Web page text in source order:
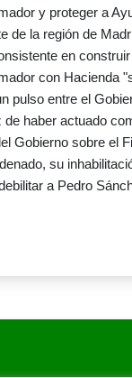
y proteger a
de la región de
en
con Hacienda
pulso entre el
haber actuado
Gobierno sobre el
su
a Pedro